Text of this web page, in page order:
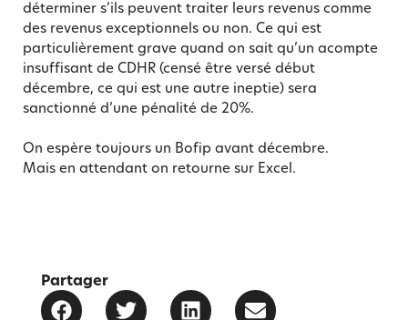
déterminer s’ils peuvent traiter leurs revenus comme
des revenus exceptionnels ou non. Ce qui est
particulièrement grave quand on sait qu’un acompte
insuffisant de CDHR (censé être versé début
décembre, ce qui est une autre ineptie) sera
sanctionné d’une pénalité de 20%.
On espère toujours un Bofip avant décembre.
Mais en attendant on retourne sur Excel.
Partager